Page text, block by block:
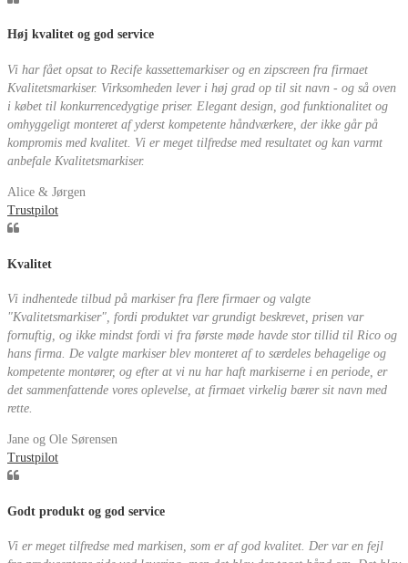
Høj kvalitet og god service
Vi har fået opsat to Recife kassettemarkiser og en zipscreen fra firmaet
Kvalitetsmarkiser. Virksomheden lever i høj grad op til sit navn - og så oven
i købet til konkurrencedygtige priser. Elegant design, god funktionalitet og
omhyggeligt monteret af yderst kompetente håndværkere, der ikke går på
kompromis med kvalitet. Vi er meget tilfredse med resultatet og kan varmt
anbefale Kvalitetsmarkiser.
Alice & Jørgen
Trustpilot
Kvalitet
Vi indhentede tilbud på markiser fra flere firmaer og valgte
"Kvalitetsmarkiser", fordi produktet var grundigt beskrevet, prisen var
fornuftig, og ikke mindst fordi vi fra første møde havde stor tillid til Rico og
hans firma. De valgte markiser blev monteret af to særdeles behagelige og
kompetente montører, og efter at vi nu har haft markiserne i en periode, er
det sammenfattende vores oplevelse, at firmaet virkelig bærer sit navn med
rette.
Jane og Ole Sørensen
Trustpilot
Godt produkt og god service
Vi er meget tilfredse med markisen, som er af god kvalitet. Der var en fejl